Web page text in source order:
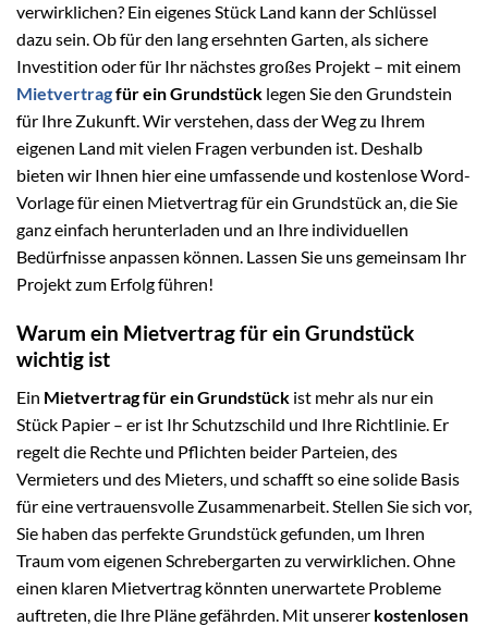
verwirklichen? Ein eigenes Stück Land kann der Schlüssel
dazu sein. Ob für den lang ersehnten Garten, als sichere
Investition oder für Ihr nächstes großes Projekt – mit einem
Mietvertragfür ein Grundstück legen Sie den Grundstein
für Ihre Zukunft. Wir verstehen, dass der Weg zu Ihrem
eigenen Land mit vielen Fragen verbunden ist. Deshalb
bieten wir Ihnen hier eine umfassende und kostenlose Word-
Vorlage für einen Mietvertrag für ein Grundstück an, die Sie
ganz einfach herunterladen und an Ihre individuellen
Bedürfnisse anpassen können. Lassen Sie uns gemeinsam Ihr
Projekt zum Erfolg führen!
Warum ein Mietvertrag für ein Grundstück
wichtig ist
Ein Mietvertrag für ein Grundstück ist mehr als nur ein
Stück Papier – er ist Ihr Schutzschild und Ihre Richtlinie. Er
regelt die Rechte und Pflichten beider Parteien, des
Vermieters und des Mieters, und schafft so eine solide Basis
für eine vertrauensvolle Zusammenarbeit. Stellen Sie sich vor,
Sie haben das perfekte Grundstück gefunden, um Ihren
Traum vom eigenen Schrebergarten zu verwirklichen. Ohne
einen klaren Mietvertrag könnten unerwartete Probleme
auftreten, die Ihre Pläne gefährden. Mit unserer kostenlosen